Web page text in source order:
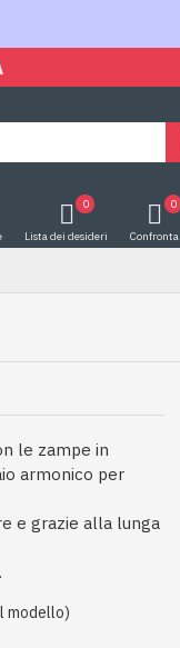
Lista dei desideri
0
Confronta
0
le zampe in
armonico per
e grazie alla lunga
modello)